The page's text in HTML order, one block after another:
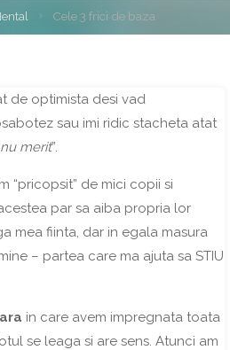
Cele 3 frici de baza
de optimista desi vad
sau imi ridic stacheta atat
nu merit”.
“pricopsit” de mici copii si
par sa aiba propria lor
mea fiinta, dar in egala masura
– partea care ma ajuta sa STIU
in care avem impregnata toata
se leaga si are sens. Atunci am